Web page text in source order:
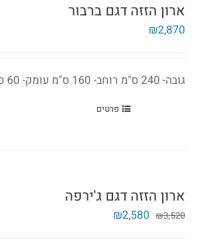
ארון הזזה דגם ברבור
₪2,870
גובה- 240 ס"מ רוחב- 160 ס"מ עומק- 60 ס"מ
פרטים
ארון הזזה דגם ג'ירפה
₪3,520
המחיר₪2,580